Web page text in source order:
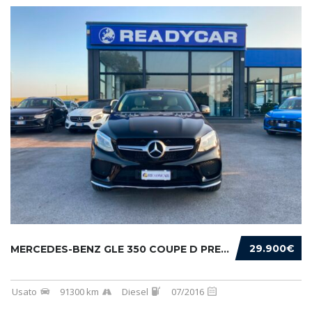
29.900€
MERCEDES-BENZ GLE 350 COUPE D PREMIUM 4MATIC...
Usato 91300 km Diesel 07/2016